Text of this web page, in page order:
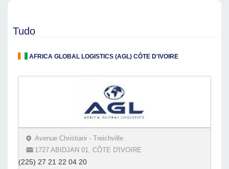
Tudo
AFRICA GLOBAL LOGISTICS (AGL) CÔTE D'IVOIRE
Avenue Christiani - Treichville
1727 ABIDJAN 01, CÔTE D'IVOIRE
(225) 27 21 22 04 20